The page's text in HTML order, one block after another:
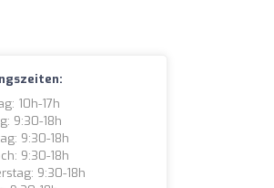
10h-17h
9:30-18h
9:30-18h
9:30-18h
9:30-18h